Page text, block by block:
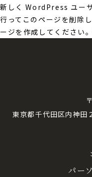
新しく WordPress ユー
行ってこのページを削除
ージを作成してください
東京都千代田区内神
パー